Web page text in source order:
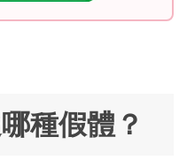
種假體？